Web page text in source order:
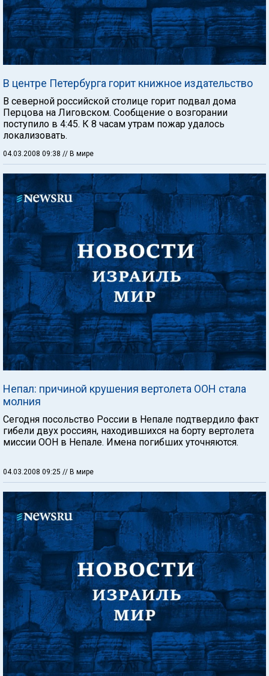
В центре Петербурга горит книжное издательство
В северной российской столице горит подвал дома
Перцова на Лиговском. Сообщение о возгорании
поступило в 4:45. К 8 часам утрам пожар удалось
локализовать.
04.03.2008 09:38 // В мире
Непал: причиной крушения вертолета ООН стала
молния
Сегодня посольство России в Непале подтвердило факт
гибели двух россиян, находившихся на борту вертолета
миссии ООН в Непале. Имена погибших уточняются.
04.03.2008 09:25 // В мире